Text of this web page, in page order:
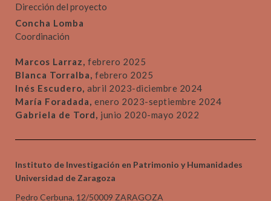
Dirección del proyecto
Concha Lomba
Coordinación
Marcos Larraz, febrero 2025
Blanca Torralba, febrero 2025
Inés Escudero, abril 2023-diciembre 2024
María Foradada, enero 2023-septiembre 2024
Gabriela de Tord, junio 2020-mayo 2022
Instituto de Investigación en Patrimonio y Humanidades
Universidad de Zaragoza
Pedro Cerbuna, 12/50009 ZARAGOZA